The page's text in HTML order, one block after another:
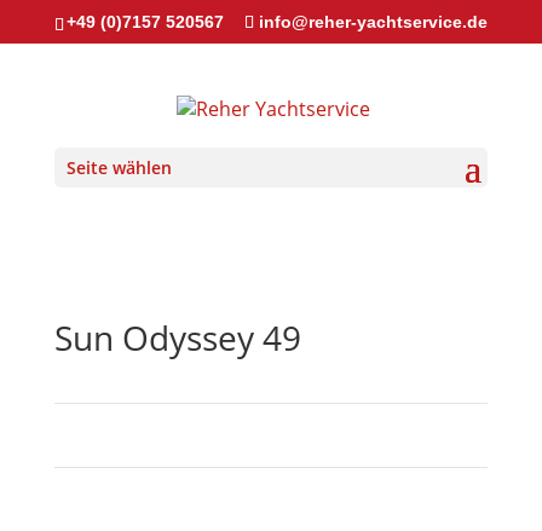
+49 (0)7157 520567 info@reher-yachtservice.de
Seite wählen
Sun Odyssey 49